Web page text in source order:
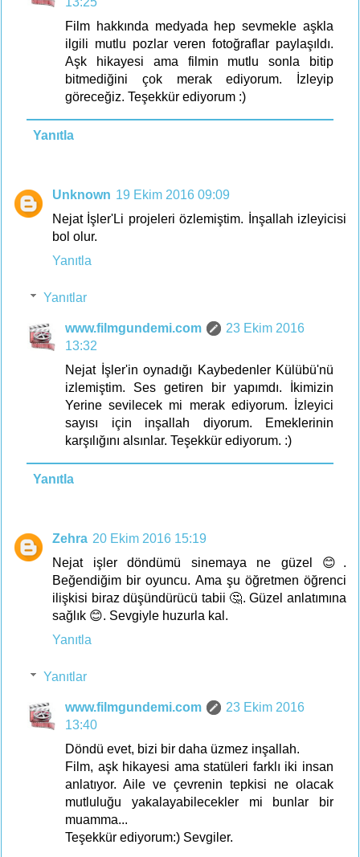
Film hakkında medyada hep sevmekle aşkla
ilgili mutlu pozlar veren fotoğraflar paylaşıldı.
Aşk hikayesi ama filmin mutlu sonla bitip
bitmediğini çok merak ediyorum. İzleyip
göreceğiz. Teşekkür ediyorum :)
Yanıtla
Unknown 19 Ekim 2016 09:09
Nejat İşler'Li projeleri özlemiştim. İnşallah izleyicisi
bol olur.
Yanıtla
Yanıtlar
www.filmgundemi.com
23 Ekim 2016
13:32
Nejat İşler'in oynadığı Kaybedenler Külübü'nü
izlemiştim. Ses getiren bir yapımdı. İkimizin
Yerine sevilecek mi merak ediyorum. İzleyici
sayısı için inşallah diyorum. Emeklerinin
karşılığını alsınlar. Teşekkür ediyorum. :)
Yanıtla
Zehra 20 Ekim 2016 15:19
Nejat işler döndümü sinemaya ne güzel 😊.
Beğendiğim bir oyuncu. Ama şu öğretmen öğrenci
ilişkisi biraz düşündürücü tabii 🤔. Güzel anlatımına
sağlık 😊. Sevgiyle huzurla kal.
Yanıtla
Yanıtlar
www.filmgundemi.com
23 Ekim 2016
13:40
Döndü evet, bizi bir daha üzmez inşallah.
Film, aşk hikayesi ama statüleri farklı iki insan
anlatıyor. Aile ve çevrenin tepkisi ne olacak
mutluluğu yakalayabilecekler mi bunlar bir
muamma...
Teşekkür ediyorum:) Sevgiler.